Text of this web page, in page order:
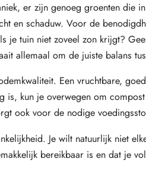
er zijn genoeg groenten die
en schaduw. Voor de
je tuin niet zoveel zon krijgt?
allemaal om de juiste balans
Een vruchtbare,
is, kun je overwegen om
ook voor de nodige
Je wilt natuurlijk niet
bereikbaar is en dat je